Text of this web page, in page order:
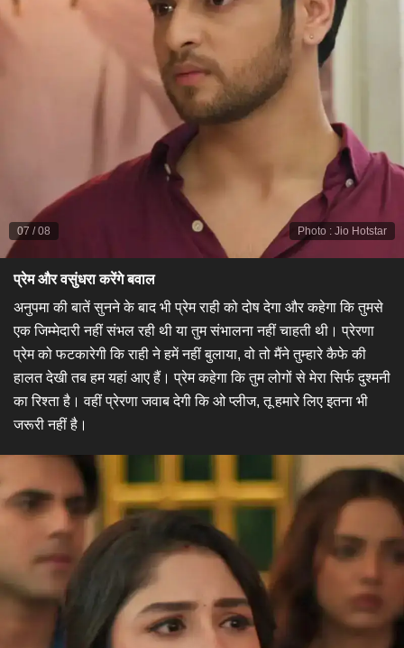
Photo : Jio Hotstar
07 /08
प्रेम और वसुंधरा करेंगे बवाल
​अनुपमा की बातें सुनने के बाद भी प्रेम राही को दोष देगा और कहेगा कि तुमसे
एक जिम्मेदारी नहीं संभल रही थी या तुम संभालना नहीं चाहती थी। प्रेरणा
प्रेम को फटकारेगी कि राही ने हमें नहीं बुलाया, वो तो मैंने तुम्हारे कैफे की
हालत देखी तब हम यहां आए हैं। प्रेम कहेगा कि तुम लोगों से मेरा सिर्फ दुश्मनी
का रिश्ता है। वहीं प्रेरणा जवाब देगी कि ओ प्लीज, तू हमारे लिए इतना भी
जरूरी नहीं है।​